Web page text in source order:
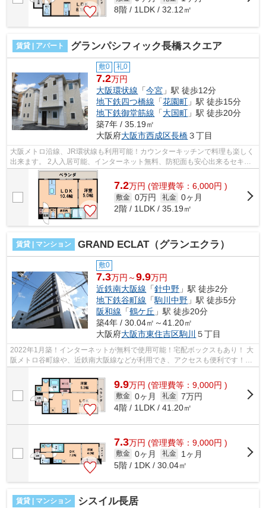
8階 / 1LDK / 32.12㎡
賃貸 | アパート グランパシフィック長橋スクエア
敷0 礼0
7.2万円
大阪環状線 「今宮 」駅 徒歩12分
地下鉄四つ橋線 「花園町 」駅 徒歩15分
地下鉄御堂筋線 「大国町 」駅 徒歩20分
築7年 / 35.19㎡
大阪府大阪市西成区長橋３丁目
大阪メトロ沿線、JR環状線も利用可能！カウンターキッチンで料理も楽しく
出来ます。 2人入居可能、インターネット無料、防犯面も安心出来るセキュ
リティーで女性にもオススメですよ。...
7.2万円 (管理費等：6,000円 )
敷金 0万円 礼金 0ヶ月
2階 / 1LDK / 35.19㎡
賃貸 | マンション GRAND ECLAT（グランエクラ）
敷0
7.3万円～9.9万円
近鉄南大阪線 「針中野 」駅 徒歩2分
地下鉄谷町線 「駒川中野 」駅 徒歩5分
阪和線 「鶴ケ丘 」駅 徒歩20分
築4年 / 30.04㎡～41.20㎡
大阪府大阪市東住吉区駒川 ５丁目
2022年1月築！インターネットが無料で使用可能！宅配ボックスもあり！ 大
阪メトロ谷町線や、近鉄南大阪線などが利用でき、アクセスも便利です！
■□■□■□■□■□■□■□■□■□■□■□■□■□■□■□■□■□...
9.9万円 (管理費等：9,000円 )
敷金 0ヶ月 礼金 7万円
4階 / 1LDK / 41.20㎡
7.3万円 (管理費等：9,000円 )
敷金 0ヶ月 礼金
1ヶ月
5階 / 1DK / 30.04㎡
賃貸 | マンション シスイル長居